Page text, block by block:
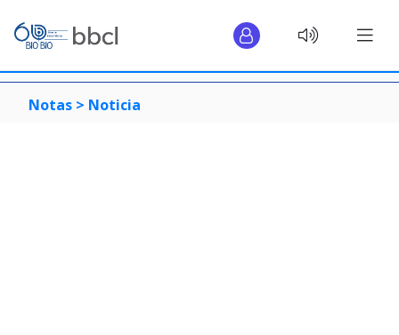
Notas > Noticia